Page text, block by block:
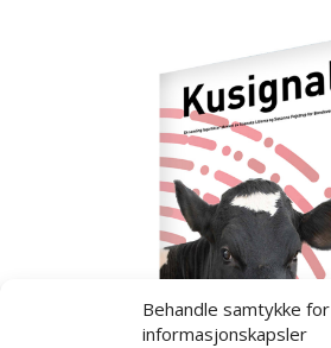
Behandle samtykke for
informasjonskapsler